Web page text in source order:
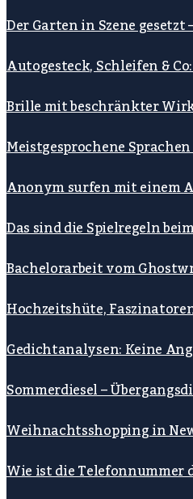
Der Garten in Szene
Autogesteck, Schleifen &
Brille mit beschränkter
Meistgesprochene
Anonym surfen mit einem
Das sind die Spielregeln
Bachelorarbeit vom
Hochzeitshüte,
Gedichtanalysen: Keine
Sommerdiesel –
Weihnachtsshopping in
Wie ist die Telefonnummer